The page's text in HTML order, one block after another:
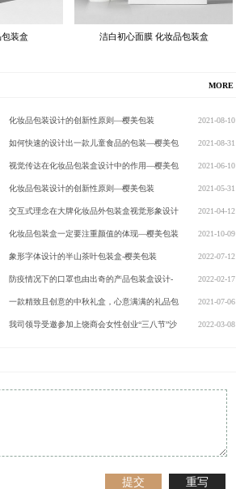
装盒 洁白初心面膜 化妆品包装盒
MORE
化妆品包装设计的创新性原则—樱美包装 2021-08-10
如何快速的设计出一款儿童食品的包装—樱美包
装
2021-08-31
视觉传达在化妆品包装盒设计中的作用—樱美包
装
2021-06-10
化妆品包装设计的创新性原则—樱美包装 2021-05-31
交互式理念在大牌化妆品外包装盒视觉形象设计
中的应用【樱美包装】
2021-04-12
化妆品包装盒一定要注重颜值的体现—樱美包装 2021-10-09
象形字体设计的半山茶叶包装盒-樱美包装 2022-07-12
防疫情况下的口罩也由出奇的产品包装盒设计-
樱美包装
2022-02-17
一款精致且创意的中秋礼盒，心意满满的礼品包
装—樱美包装
2021-07-06
我司领导受邀参加上饶商会女性创业“三八节”沙 2022-03-08
提交 重写